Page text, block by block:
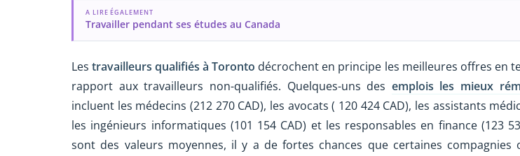
A LIRE ÉGALEMENT
Travailler pendant ses études au Canada
Les travailleurs qualifiés à Toronto décrochent en principe les meilleures offres en
rapport aux travailleurs non-qualifiés. Quelques-uns des emplois les mieux
incluent les médecins (212 270 CAD), les avocats ( 120 424 CAD), les assistants
les ingénieurs informatiques (101 154 CAD) et les responsables en finance (123
sont des valeurs moyennes, il y a de fortes chances que certaines compagnies